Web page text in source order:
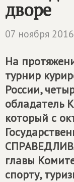
дворе
07 ноября 2016
На
турнир
России,
обладатель
который с
главы
спорту,